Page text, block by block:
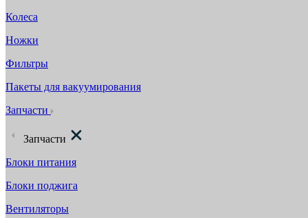
Колеса
Ножки
Фильтры
Пакеты для вакуумирования
Запчасти
Запчасти
Блоки питания
Блоки поджига
Вентиляторы